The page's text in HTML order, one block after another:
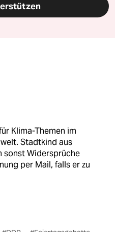
Klima-Themen im
Stadtkind aus
sonst Widersprüche
per Mail, falls er zu